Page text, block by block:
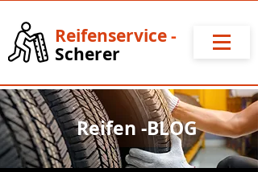
Reifenservice-
Scherer
Reifen -BLOG